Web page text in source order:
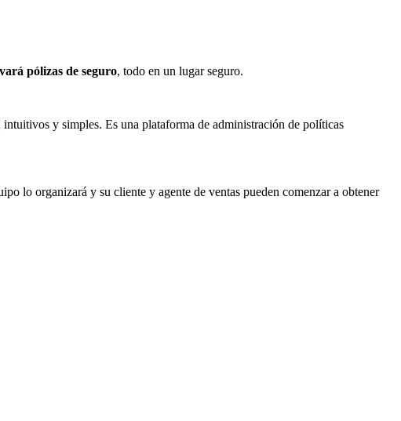
pólizas de seguro, todo en un lugar seguro.
y simples. Es una plataforma de administración de políticas
lo organizará y su cliente y agente de ventas pueden comenzar a obtener